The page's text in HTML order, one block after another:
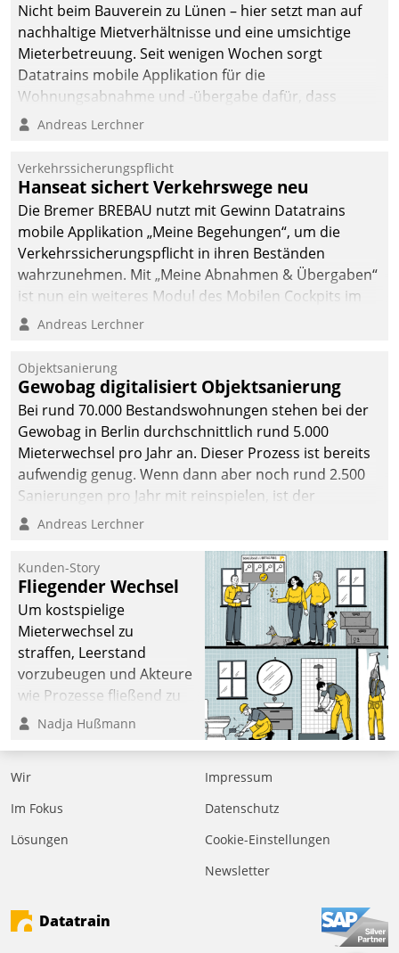
Nicht beim Bauverein zu Lünen – hier setzt man auf
nachhaltige Mietverhältnisse und eine umsichtige
Mieterbetreuung. Seit wenigen Wochen sorgt
Datatrains mobile Applikation für die
Wohnungsabnahme und -übergabe dafür, dass
Mieter wohlgeordnet kommen und, so es sein muss,
Andreas Lerchner
Verkehrssicherungspflicht
Hanseat sichert Verkehrswege neu
Die Bremer BREBAU nutzt mit Gewinn Datatrains
mobile Applikation „Meine Begehungen“, um die
Verkehrssicherungspflicht in ihren Beständen
wahrzunehmen. Mit „Meine Abnahmen & Übergaben“
ist nun ein weiteres Modul des Mobilen Cockpits im
Einsatz.
Andreas Lerchner
Objektsanierung
Gewobag digitalisiert Objektsanierung
Bei rund 70.000 Bestandswohnungen stehen bei der
Gewobag in Berlin durchschnittlich rund 5.000
Mieterwechsel pro Jahr an. Dieser Prozess ist bereits
aufwendig genug. Wenn dann aber noch rund 2.500
Sanierungen pro Jahr mit reinspielen, ist der
Betreuungs- und Organisationsaufwand immens. Im
kommunale Wohnungsbauunternehmen daher
gemeinsam mit der Berliner Datatrain GmbH den
Teilprozess der Objektsanierung digitalisiert.
Andreas Lerchner
Kunden-Story
Fliegender Wechsel
Um kostspielige
Mieterwechsel zu
straffen, Leerstand
vorzubeugen und Akteure
wie Prozesse fließend zu
vernetzen, nutzt die
Überblick, Einsicht und
Eingriff bietende Lösung.
man auf
Partner sowie erstmals
agile Projektmethoden.
Nadja Hußmann
Wir
Im Fokus
Lösungen
Impressum
Datenschutz
Cookie-Einstellungen
Newsletter
Datatrain